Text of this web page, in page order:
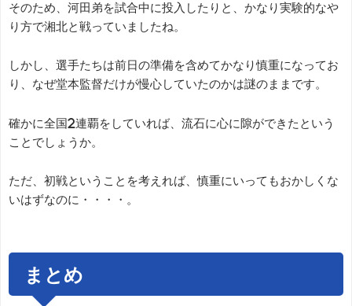
そのため、河田弟を試合中に投入したりと、かなり実験的なや
り方で湘北と戦っていましたね。
しかし、選手たちは前日の準備を含めてかなり慎重になってお
り、なぜ堂本監督だけが慢心していたのかは謎のままです。
確かに全国2連覇をしていれば、流石に心に隙ができたという
ことでしょうか。
ただ、初戦ということを考えれば、慎重にいってもおかしくな
いはずなのに・・・・。
まとめ